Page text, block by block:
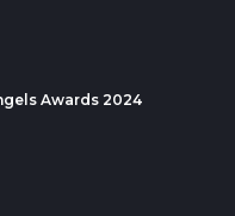
Awards 2024